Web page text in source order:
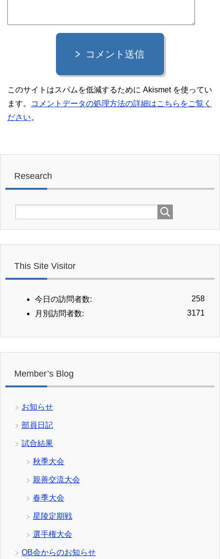
コメント送信
このサイトはスパムを低減するために Akismet を使ってい
ます。
コメントデータの処理方法の詳細はこちらをご覧く
ださい。
Research
This Site Visitor
258
今日の訪問者数:
3171
月別訪問者数:
Member’s Blog
お知らせ
部員日記
試合結果
秋季大会
親善交流大会
春季大会
星陵定期戦
選手権大会
OB会からのお知らせ